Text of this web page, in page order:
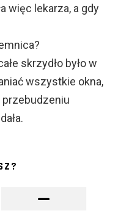
więc lekarza, a gdy
skrzydło było w
wszystkie okna,
przebudzeniu